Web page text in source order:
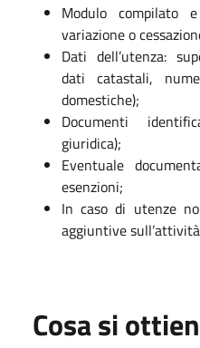
Modulo compilato
variazione o
Dati dell’utenza:
dati catastali,
domestiche);
Documenti
giuridica);
Eventuale
esenzioni;
In caso di utenze
aggiuntive
Cosa si